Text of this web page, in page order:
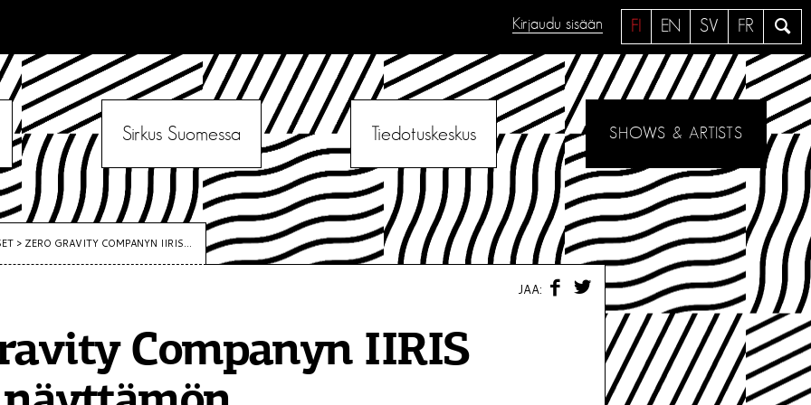
a
e
FI EN SV FR
Kirjaudu sisään
Sirkus Suomessa Tiedotuskeskus SHOWS & ARTISTS
> ZERO GRAVITY COMPANYN IIRIS...
Companyn IIRIS
JAA:
F
W